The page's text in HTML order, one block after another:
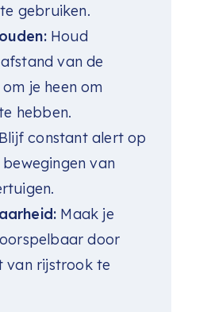
gebruiken.
Houd
van de
je heen om
hebben.
Blijf constant alert op
van
Maak je
door
van rijstrook te